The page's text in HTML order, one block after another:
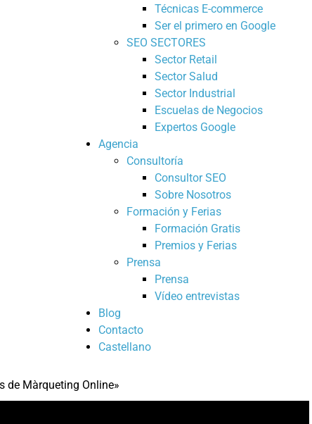
Técnicas E-commerce
Ser el primero en Google
SEO SECTORES
Sector Retail
Sector Salud
Sector Industrial
Escuelas de Negocios
Expertos Google
Agencia
Consultoría
Consultor SEO
Sobre Nosotros
Formación y Ferias
Formación Gratis
Premios y Ferias
Prensa
Prensa
Vídeo entrevistas
Blog
Contacto
Castellano
de Màrqueting Online»